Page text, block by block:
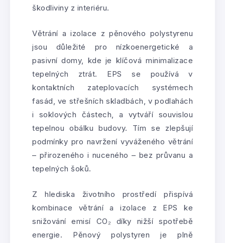
škodliviny z interiéru.
Větrání a izolace z pěnového polystyrenu
jsou důležité pro nízkoenergetické a
pasivní domy, kde je klíčová minimalizace
tepelných ztrát. EPS se používá v
kontaktních zateplovacích systémech
fasád, ve střešních skladbách, v podlahách
i soklových částech, a vytváří souvislou
tepelnou obálku budovy. Tím se zlepšují
podmínky pro navržení vyváženého větrání
– přirozeného i nuceného – bez průvanu a
tepelných šoků.
Z hlediska životního prostředí přispívá
kombinace větrání a izolace z EPS ke
snižování emisí CO₂ díky nižší spotřebě
energie. Pěnový polystyren je plně